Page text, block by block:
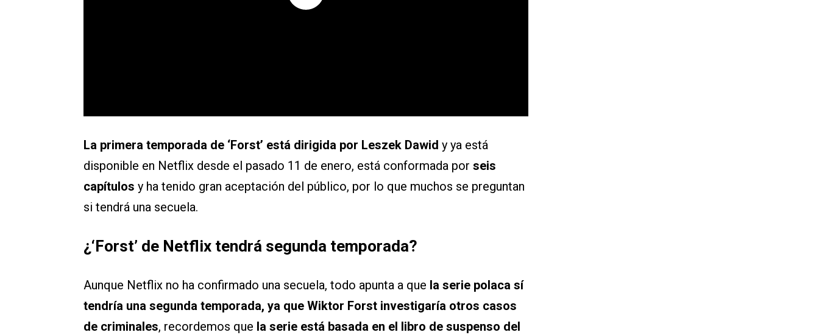
La primera temporada de ‘Forst’ está dirigida por Leszek Dawid y ya está
disponible en Netflix desde el pasado 11 de enero, está conformada por seis
capítulos y ha tenido gran aceptación del público, por lo que muchos se preguntan
si tendrá una secuela.
¿‘Forst’ de Netflix tendrá segunda temporada?
Aunque Netflix no ha confirmado una secuela, todo apunta a que la serie polaca sí
tendría una segunda temporada, ya que Wiktor Forst investigaría otros casos
de criminales, recordemos que la serie está basada en el libro de suspenso del